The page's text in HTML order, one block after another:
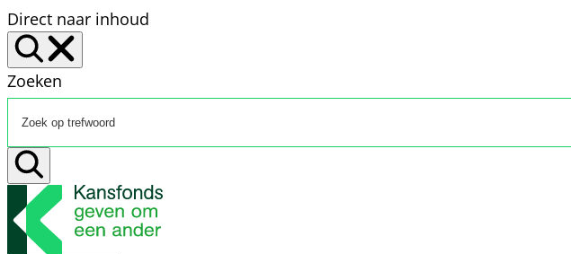
Direct naar inhoud
Zoeken